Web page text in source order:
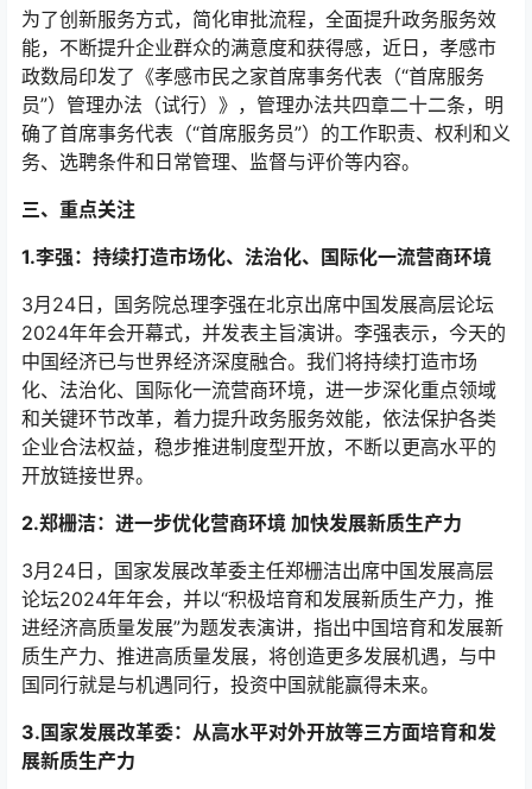
为了创新服务方式，简化审批流程，全面提升政务服务效
能，不断提升企业群众的满意度和获得感，近日，孝感市
政数局印发了《孝感市民之家首席事务代表（“首席服务
员”）管理办法（试行）》，管理办法共四章二十二条，明
确了首席事务代表（“首席服务员”）的工作职责、权利和义
务、选聘条件和日常管理、监督与评价等内容。
三、重点关注
1.李强：持续打造市场化、法治化、国际化一流营商环境
3月24日，国务院总理李强在北京出席中国发展高层论坛
2024年年会开幕式，并发表主旨演讲。李强表示，今天的
中国经济已与世界经济深度融合。我们将持续打造市场
化、法治化、国际化一流营商环境，进一步深化重点领域
和关键环节改革，着力提升政务服务效能，依法保护各类
企业合法权益，稳步推进制度型开放，不断以更高水平的
开放链接世界。
2.郑栅洁：进一步优化营商环境 加快发展新质生产力
3月24日，国家发展改革委主任郑栅洁出席中国发展高层
论坛2024年年会，并以“积极培育和发展新质生产力，推
进经济高质量发展”为题发表演讲，指出中国培育和发展新
质生产力、推进高质量发展，将创造更多发展机遇，与中
国同行就是与机遇同行，投资中国就能赢得未来。
3.国家发展改革委：从高水平对外开放等三方面培育和发
展新质生产力